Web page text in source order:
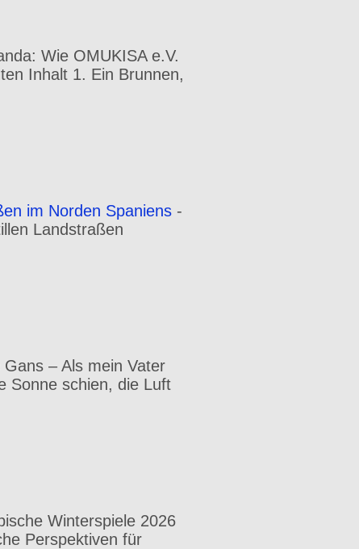
Wie OMUKISA e.V.
Inhalt 1. Ein Brunnen,
im Norden Spaniens -
Landstraßen
– Als mein Vater
Sonne schien, die Luft
Winterspiele 2026
Perspektiven für